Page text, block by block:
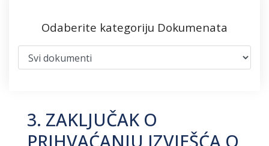
Odaberite kategoriju Dokumenata
3. ZAKLJUČAK O
PRIHVAĆANJU IZVJEŠĆA O